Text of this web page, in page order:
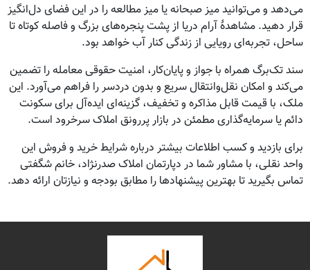
می‌دهد و می‌توانید میز صبحانه یا میز مطالعه را در این فضای دل‌انگیز
قرار دهید. مشاهدۀ آرام دریا از پشت پنجره‌های بزرگ و فاصله کوتاه تا
ساحل، تجربه‌ای رویایی از زندگی کنار آب خواهد بود.
سند تک‌برگ همراه با جواز و پایان‌کار، امنیت حقوقی معامله را تضمین
می‌کند و امکان نقل‌وانتقال سریع و بدون دردسر را فراهم می‌آورد. این
ملک، با قیمت قابل مذاکره و تخفیف، گزینه‌ای ایده‌آل برای سکونت
دائم یا سرمایه‌گذاری مطمئن در بازار پررونق املاک سرخرود است.
برای بازدید و کسب اطلاعات بیشتر درباره شرایط خرید و فروش این
واحد نقلی، با مشاور شما در دپارتمان املاک صدرنژاد، خانم شگفتی
تماس بگیرید تا بهترین پیشنهادها را مطابق بودجه و نیازتان ارائه دهد.